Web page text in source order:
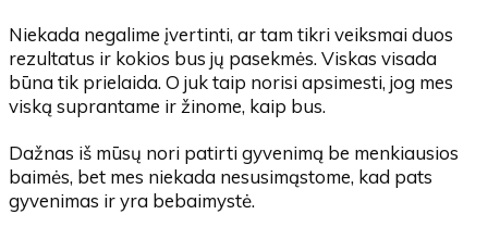
Niekada negalime įvertinti, ar tam tikri veiksmai duos
rezultatus ir kokios bus jų pasekmės. Viskas visada
būna tik prielaida. O juk taip norisi apsimesti, jog mes
viską suprantame ir žinome, kaip bus.
Dažnas iš mūsų nori patirti gyvenimą be menkiausios
baimės, bet mes niekada nesusimąstome, kad pats
gyvenimas ir yra bebaimystė.